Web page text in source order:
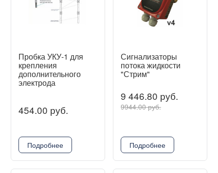
Пробка УКУ-1 для
крепления
дополнительного
электрода
454.00 руб.
Подробнее
Сигнализаторы
потока жидкости
"Стрим"
9 446.80 руб.
9944.00 руб.
Подробнее